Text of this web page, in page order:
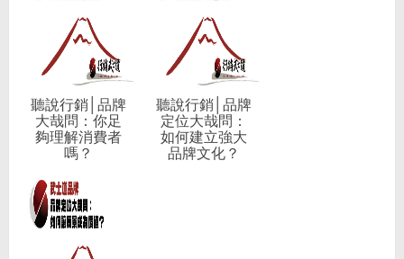
聽說行銷│品牌
大哉問：你足
夠理解消費者
嗎？
聽說行銷│品牌
定位大哉問：
如何建立強大
品牌文化？